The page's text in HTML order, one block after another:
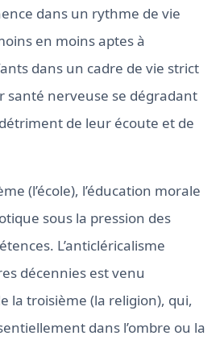
dans un rythme de vie
en moins aptes à
dans un cadre de vie strict
santé nerveuse se dégradant
de leur écoute et de
(l’école), l’éducation morale
sous la pression des
L’anticléricalisme
décennies est venu
la troisième (la religion), qui,
dans l’ombre ou la